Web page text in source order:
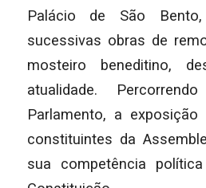
Palácio de São
sucessivas obras de
mosteiro beneditino,
atualidade.
Parlamento, a
constituintes da
sua competência